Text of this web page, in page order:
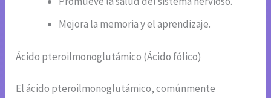
Mejora la memoria y el aprendizaje.
Ácido pteroilmonoglutámico (Ácido fólico)
El ácido pteroilmonoglutámico, comúnmente